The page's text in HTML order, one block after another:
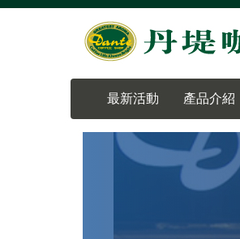
最新活動 產品介紹